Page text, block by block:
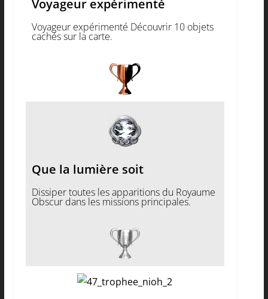
Voyageur expérimenté
Voyageur expérimenté Découvrir 10 objets
cachés sur la carte.
Que la lumière soit
Dissiper toutes les apparitions du Royaume
Obscur dans les missions principales.